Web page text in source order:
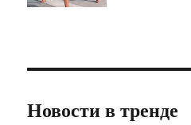
Новости в тренде